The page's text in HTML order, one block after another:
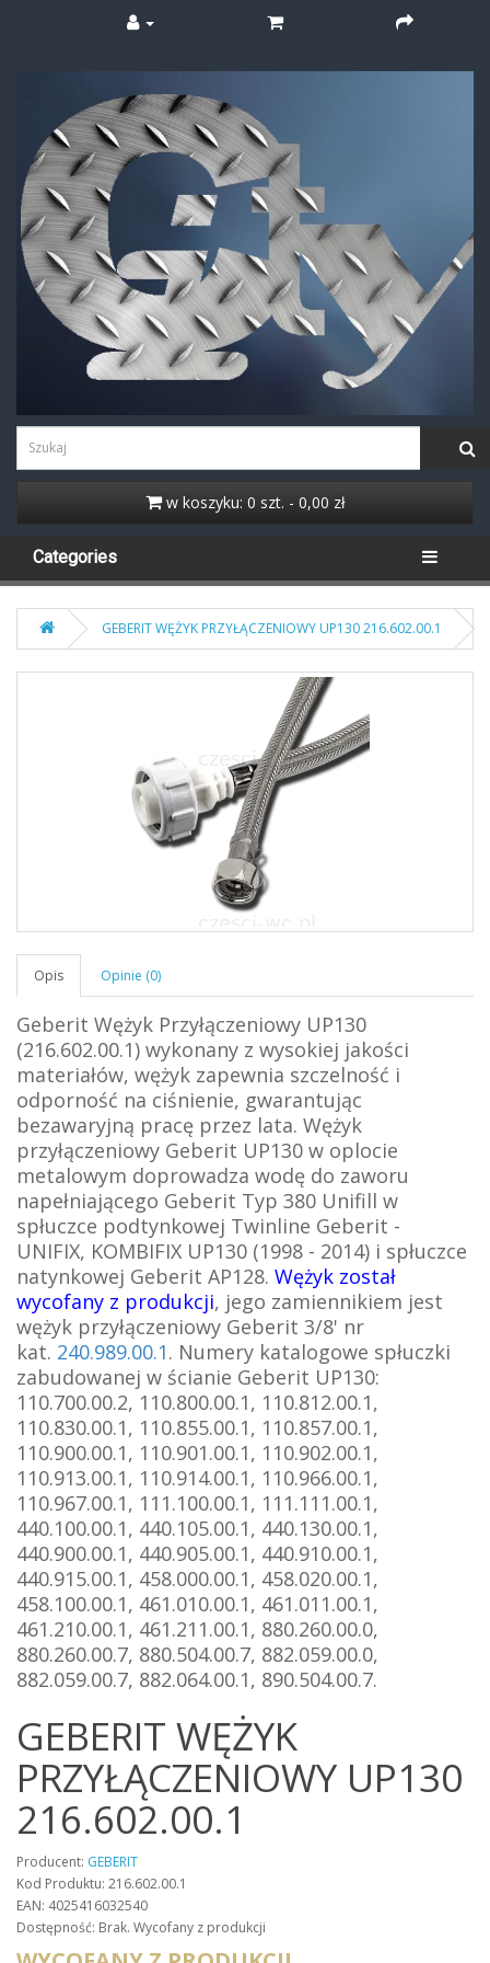
w koszyku: 0 szt. - 0,00 zł
Categories
GEBERIT WĘŻYK PRZYŁĄCZENIOWY UP130 216.602.00.1
Opis Opinie (0)
Geberit Wężyk Przyłączeniowy UP130
(216.602.00.1) wykonany z wysokiej jakości
materiałów, wężyk zapewnia szczelność i
odporność na ciśnienie, gwarantując
bezawaryjną pracę przez lata. Wężyk
przyłączeniowy Geberit UP130 w oplocie
metalowym doprowadza wodę do zaworu
napełniającego Geberit Typ 380 Unifill w
spłuczce podtynkowej Twinline Geberit -
UNIFIX, KOMBIFIX UP130 (1998 - 2014) i spłuczce
natynkowej Geberit AP128. Wężyk został
wycofany z produkcji, jego zamiennikiem jest
wężyk przyłączeniowy Geberit 3/8' nr
kat. 240.989.00.1. Numery katalogowe spłuczki
zabudowanej w ścianie Geberit UP130:
110.700.00.2, 110.800.00.1, 110.812.00.1,
110.830.00.1, 110.855.00.1, 110.857.00.1,
110.900.00.1, 110.901.00.1, 110.902.00.1,
110.913.00.1, 110.914.00.1, 110.966.00.1,
110.967.00.1, 111.100.00.1, 111.111.00.1,
440.100.00.1, 440.105.00.1, 440.130.00.1,
440.900.00.1, 440.905.00.1, 440.910.00.1,
440.915.00.1, 458.000.00.1, 458.020.00.1,
458.100.00.1, 461.010.00.1, 461.011.00.1,
461.210.00.1, 461.211.00.1, 880.260.00.0,
880.260.00.7, 880.504.00.7, 882.059.00.0,
882.059.00.7, 882.064.00.1, 890.504.00.7.
GEBERIT WĘŻYK
PRZYŁĄCZENIOWY UP130
216.602.00.1
Producent: GEBERIT
Kod Produktu: 216.602.00.1
EAN: 4025416032540
Dostępność: Brak. Wycofany z produkcji